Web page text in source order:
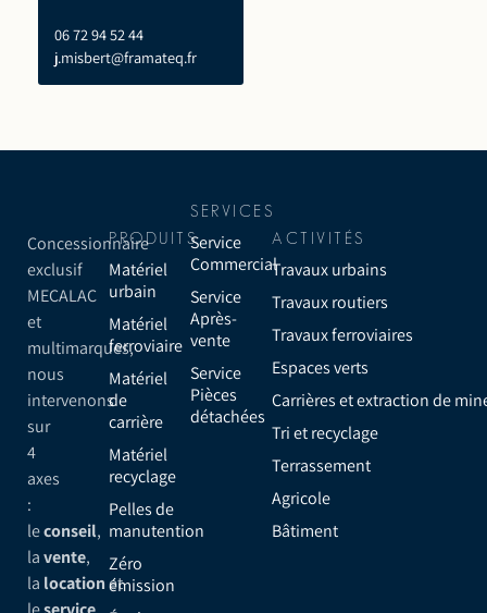
06 72 94 52 44
j.misbert@framateq.fr
Concessionnaire
exclusif
MECALAC
et
multimarques,
nous
intervenons
sur
4
axes
:
leconseil,
lavente,
la locationet
PRODUITS
Matériel
urbain
Matériel
ferroviaire
Matériel
de
carrière
Matériel
recyclage
Pelles de
manutention
Zéro
émission
SERVICES
Service
Commercial
Service
Après-
vente
Service
Pièces
détachées
ACTIVITÉS
Travaux urbains
Travaux routiers
Travaux ferroviaires
Espaces verts
Carrières et extraction de
Tri et recyclage
Terrassement
Agricole
Bâtiment